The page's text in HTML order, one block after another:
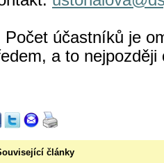
Počet účastníků je
a to nejpozději
články